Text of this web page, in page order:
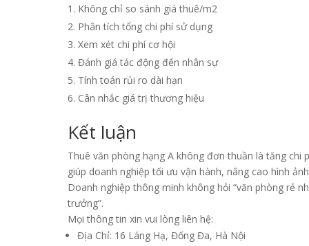
Không chỉ so sánh giá thuê/m2
Phân tích tổng chi phí sử dụng
Xem xét chi phí cơ hội
Đánh giá tác động đến nhân sự
Tính toán rủi ro dài hạn
Cân nhắc giá trị thương hiệu
Kết luận
Thuê văn phòng hạng A không đơn thuần là tăng
giúp doanh nghiệp tối ưu vận hành, nâng cao hình
Doanh nghiệp thông minh không hỏi “văn phòng rẻ
trưởng”.
Mọi thông tin xin vui lòng liên hệ:
Địa Chỉ: 16 Láng Hạ, Đống Đa, Hà Nội